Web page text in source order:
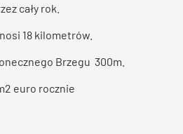
cały rok.
18 kilometrów.
Brzegu 300m.
euro rocznie